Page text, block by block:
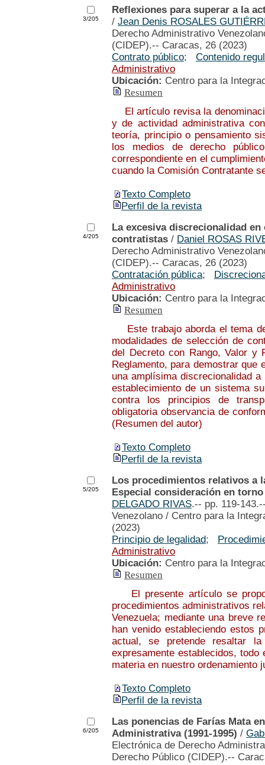
3/205
Reflexiones para superar a la
/ Jean Denis ROSALES
Derecho Administrativo
(CIDEP).-- Caracas, 26 (2023)
Contrato público; Contenido
Administrativo
Ubicación: Centro para la
Resumen
El artículo revisa la
y de actividad administrativa
teoría, principio o pensamiento
los medios de derecho
correspondiente en el
cuando la Comisión Contratante
Texto Completo
Perfil de la revista
4/205
La excesiva discrecionalidad
contratistas / Daniel ROSAS
Derecho Administrativo
(CIDEP).-- Caracas, 26 (2023)
Contratación pública;
Administrativo
Ubicación: Centro para la
Resumen
Este trabajo aborda el tema
modalidades de selección de
del Decreto con Rango, Valor y
Reglamento, para demostrar que
una amplísima discrecionalidad
establecimiento de un sistema
contra los principios de
obligatoria observancia de
(Resumen del autor)
Texto Completo
Perfil de la revista
5/205
Los procedimientos relativos a
Especial consideración en
DELGADO RIVAS.-- pp. 119-
Venezolano / Centro para la
(2023)
Principio de legalidad;
Administrativo
Ubicación: Centro para la
Resumen
El presente artículo se
procedimientos administrativos
Venezuela; mediante una breve
han venido estableciendo estos
actual, se pretende resaltar
expresamente establecidos,
materia en nuestro ordenamiento
Texto Completo
Perfil de la revista
6/205
Las ponencias de Farías Mata
Administrativa (1991-1995) /
Electrónica de Derecho
Derecho Público (CIDEP).--